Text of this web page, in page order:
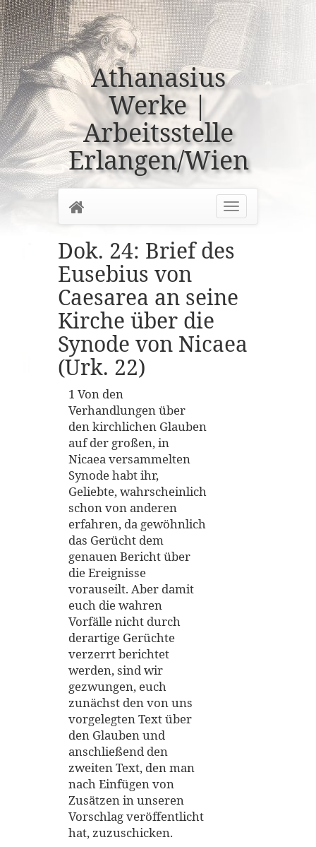
Athanasius
Werke |
Arbeitsstelle
Erlangen/Wien
Toggle
navigation
Dok. 24: Brief des
Eusebius von
Caesarea an seine
Kirche über die
Synode von Nicaea
(Urk. 22)
1 Von den
Verhandlungen über
den kirchlichen Glauben
auf der großen, in
Nicaea versammelten
Synode habt ihr,
Geliebte, wahrscheinlich
schon von anderen
erfahren, da gewöhnlich
das Gerücht dem
genauen Bericht über
die Ereignisse
vorauseilt. Aber damit
euch die wahren
Vorfälle nicht durch
derartige Gerüchte
verzerrt berichtet
werden, sind wir
gezwungen, euch
zunächst den von uns
vorgelegten Text über
den Glauben und
anschließend den
zweiten Text, den man
nach Einfügen von
Zusätzen in unseren
Vorschlag veröffentlicht
hat, zuzuschicken.